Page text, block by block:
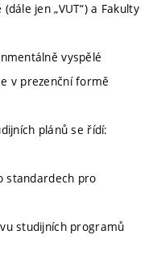
jen „VUT“) a Fakulty
vyspělé
v prezenční formě
plánů se řídí:
standardech pro
studijních programů